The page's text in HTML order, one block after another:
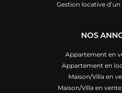
Gestion locative
NOS
Appartement en
Appartement en
Maison/Villa en
Maison/Villa en